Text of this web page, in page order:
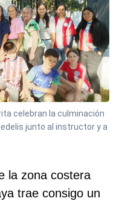
celebran la culminación
junto al instructor y a
la zona costera
trae consigo un